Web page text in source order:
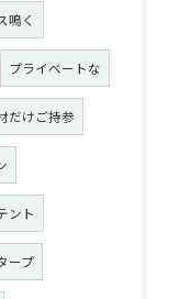
鳴く
プライベートな
だけご持参
ント
ープ